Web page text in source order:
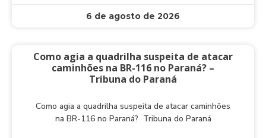
6 de agosto de 2026
Como agia a quadrilha suspeita de atacar
caminhões na BR-116 no Paraná? –
Tribuna do Paraná
Como agia a quadrilha suspeita de atacar caminhões
na BR-116 no Paraná? Tribuna do Paraná